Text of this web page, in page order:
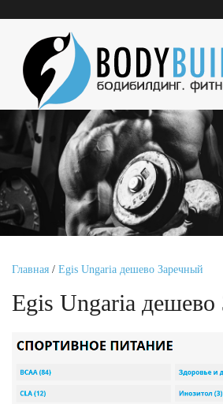
Главная / Egis Ungaria дешево Заречный
Egis Ungaria дешево